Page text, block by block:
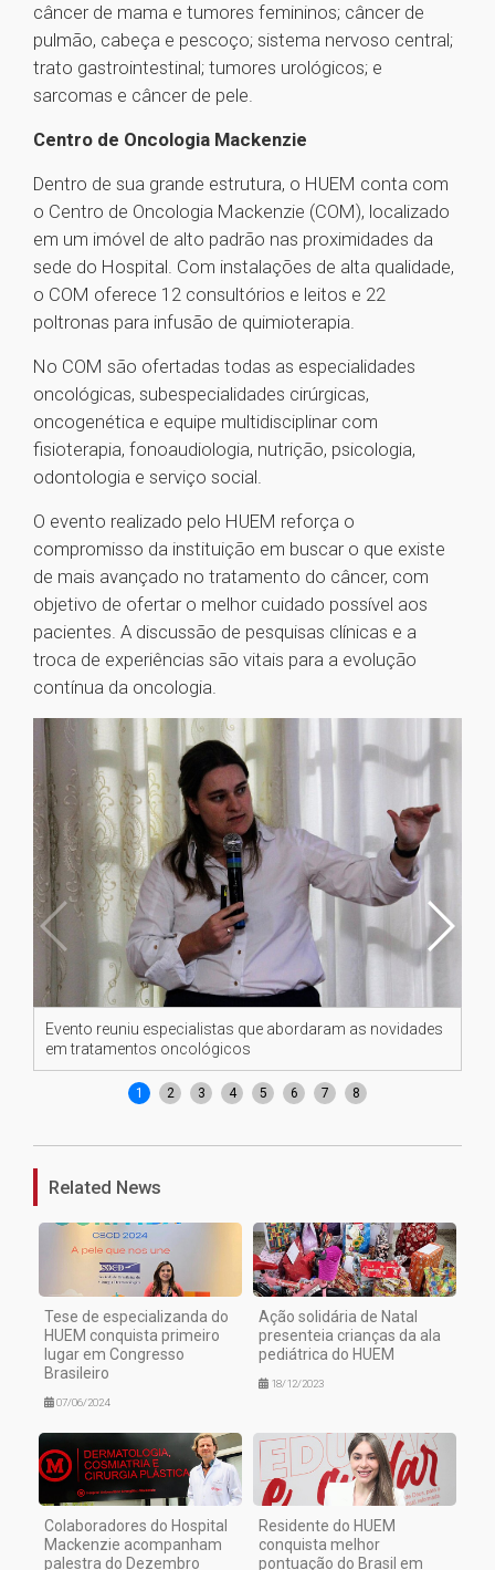
câncer de mama e tumores femininos; câncer de
pulmão, cabeça e pescoço; sistema nervoso central;
trato gastrointestinal; tumores urológicos; e
sarcomas e câncer de pele.
Centro de Oncologia Mackenzie
Dentro de sua grande estrutura, o HUEM conta com
o Centro de Oncologia Mackenzie (COM), localizado
em um imóvel de alto padrão nas proximidades da
sede do Hospital. Com instalações de alta qualidade,
o COM oferece 12 consultórios e leitos e 22
poltronas para infusão de quimioterapia.
No COM são ofertadas todas as especialidades
oncológicas, subespecialidades cirúrgicas,
oncogenética e equipe multidisciplinar com
fisioterapia, fonoaudiologia, nutrição, psicologia,
odontologia e serviço social.
O evento realizado pelo HUEM reforça o
compromisso da instituição em buscar o que existe
de mais avançado no tratamento do câncer, com
objetivo de ofertar o melhor cuidado possível aos
pacientes. A discussão de pesquisas clínicas e a
troca de experiências são vitais para a evolução
contínua da oncologia.
Evento reuniu especialistas que abordaram as novidades
em tratamentos oncológicos
1 2 3 4 5 6 7 8
Related News
Tese de especializanda do
HUEM conquista primeiro
lugar em Congresso
Brasileiro
07/06/2024
Ação solidária de Natal
presenteia crianças da ala
pediátrica do HUEM
18/12/2023
Colaboradores do Hospital
Mackenzie acompanham
palestra do Dezembro
Residente do HUEM
conquista melhor
pontuação do Brasil em